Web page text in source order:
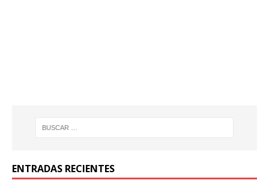
ENTRADAS RECIENTES